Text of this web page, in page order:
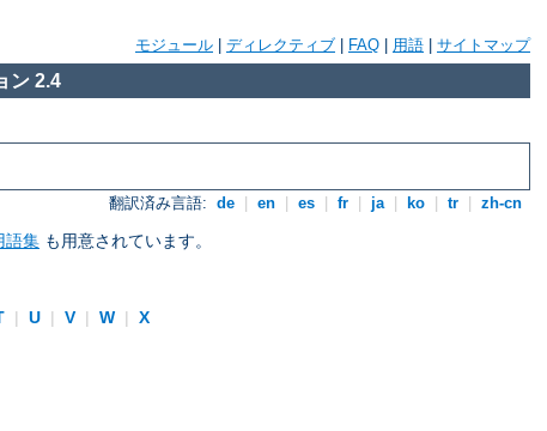
モジュール ディレクティブ FAQ 用語 サイトマップ
ン 2.4
翻訳済み言語: de en es fr ja ko tr zh-cn
語集 も用意されています。
| U | V | W |
X